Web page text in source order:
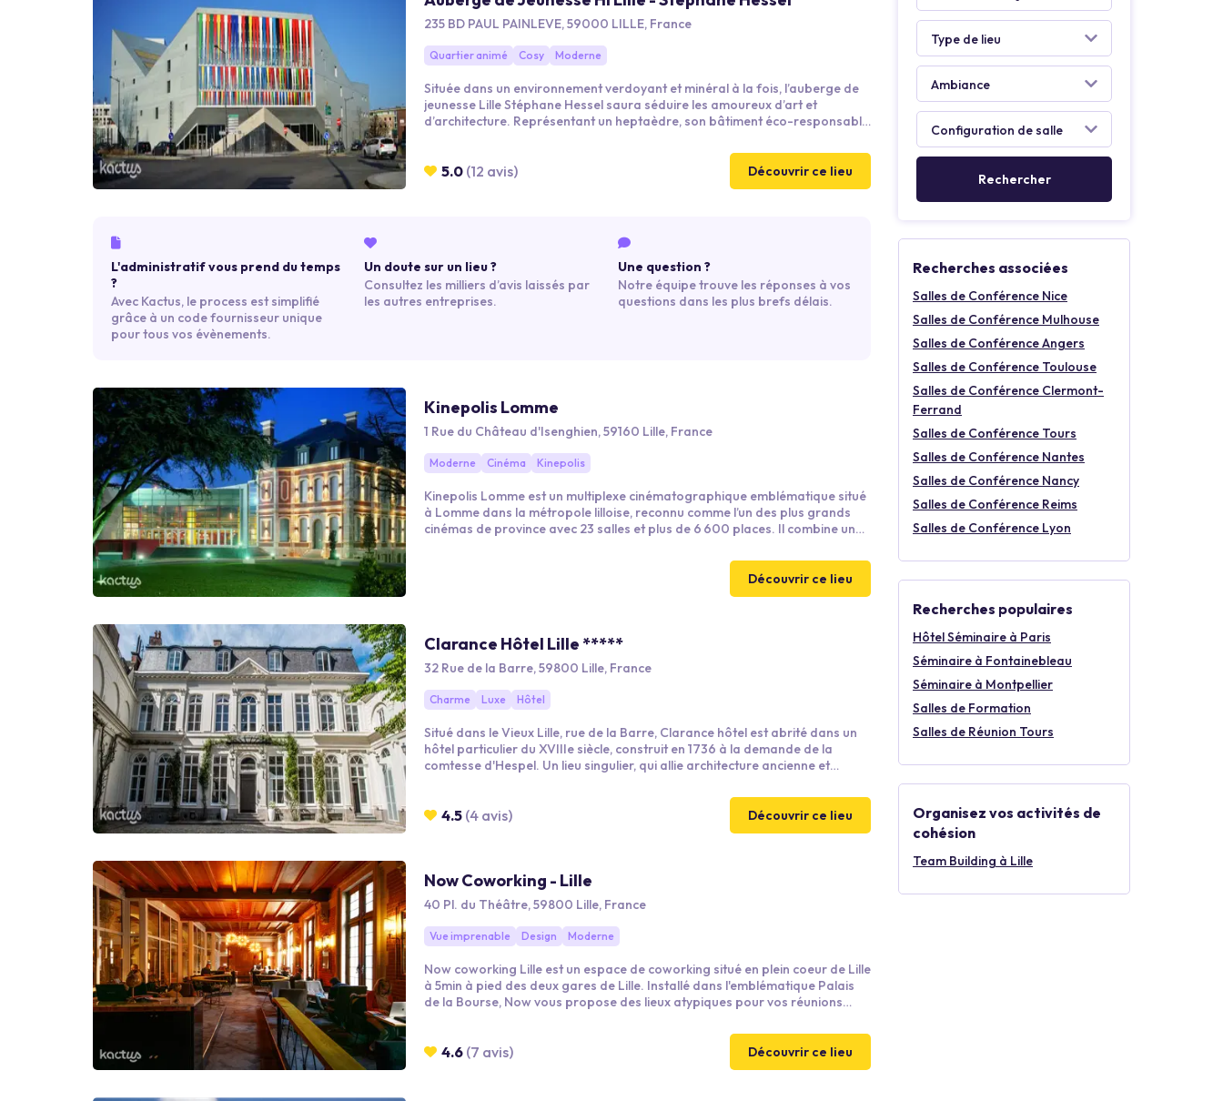
Recherches associées
Salles de Conférence Nice
Salles de Conférence Mulhouse
Salles de Conférence Angers
Salles de Conférence Toulouse
Salles de Conférence Clermont-
Ferrand
Salles de Conférence Tours
Salles de Conférence Nantes
Salles de Conférence Nancy
Salles de Conférence Reims
Salles de Conférence Lyon
Recherches populaires
Hôtel Séminaire à Paris
Séminaire à Fontainebleau
Séminaire à Montpellier
Salles de Formation
Salles de Réunion Tours
Organisez vos activités de
cohésion
Team Building à Lille
building une fois l’événement terminé.
235 BD PAUL PAINLEVE, 59000 LILLE, France
Quartier animé Cosy Moderne
Située dans un environnement verdoyant et minéral à la fois, l’auberge de
jeunesse Lille Stéphane Hessel saura séduire les amoureux d’art et
d’architecture. Représentant un heptaèdre, son bâtiment éco-responsable
5.0 (12 avis) Découvrir ce lieu
L'administratif vous prend du temps
?
Avec Kactus, le process est simplifié
grâce à un code fournisseur unique
pour tous vos évènements.
Un doute sur un lieu ?
Consultez les milliers d’avis laissés par
les autres entreprises.
Une question ?
Notre équipe trouve les réponses à vos
questions dans les plus brefs délais.
Kinepolis Lomme
1 Rue du Château d'Isenghien, 59160 Lille, France
Moderne Cinéma Kinepolis
Kinepolis Lomme est un multiplexe cinématographique emblématique situé
à Lomme dans la métropole lilloise, reconnu comme l’un des plus grands
cinémas de province avec 23 salles et plus de 6 600 places. Il combine une
la possibilité de privatiser des espaces pour vos événements
professionnels ou festifs dans un cadre innovant et confortable.
Découvrir ce lieu
Clarance Hôtel Lille *****
32 Rue de la Barre, 59800 Lille, France
Charme Luxe Hôtel
Situé dans le Vieux Lille, rue de la Barre, Clarance hôtel est abrité dans un
hôtel particulier du XVIIIe siècle, construit en 1736 à la demande de la
comtesse d'Hespel. Un lieu singulier, qui allie architecture ancienne et
4.5 (4 avis) Découvrir ce lieu
Now Coworking - Lille
40 Pl. du Théâtre, 59800 Lille, France
Vue imprenable Design Moderne
Now coworking Lille est un espace de coworking situé en plein coeur de Lille
à 5min à pied des deux gares de Lille. Installé dans l'emblématique Palais
de la Bourse, Now vous propose des lieux atypiques pour vos réunions
d'entreprise. Le tout dans une ambiance chaleureuse, conviviale et
professionnelle.
4.6 (7 avis) Découvrir ce lieu